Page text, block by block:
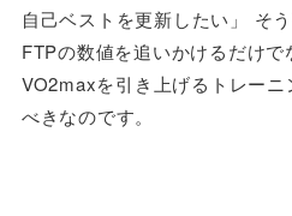
自己ベストを更新したい」 そ
FTPの数値を追いかけるだけで
VO2maxを引き上げるトレー
べきなのです。